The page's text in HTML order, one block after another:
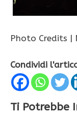
Photo Credits |
Condividi
Ti Potrebbe